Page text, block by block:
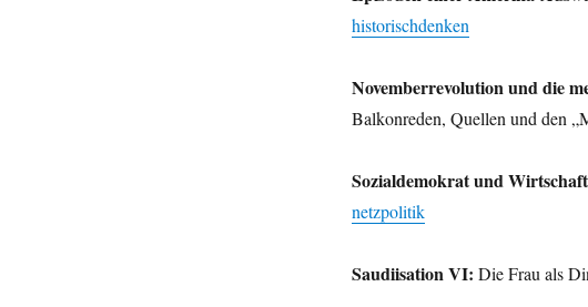
historischdenken
Novemberrevolution und die
Balkonreden, Quellen und den
Sozialdemokrat und
netzpolitik
Saudiisation VI: Die Frau als